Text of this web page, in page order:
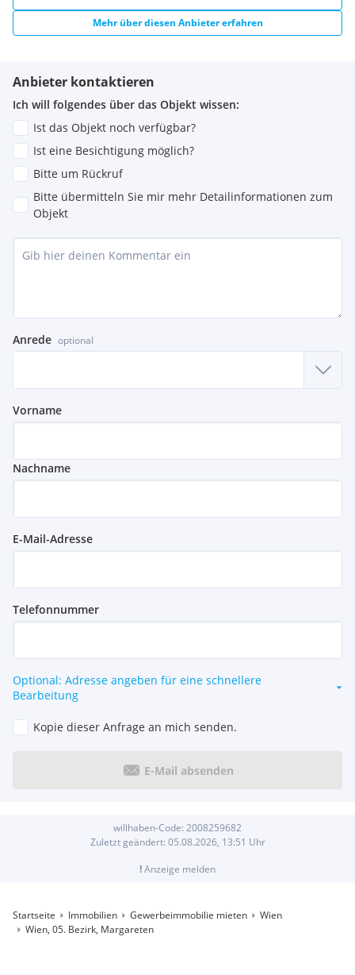
Mehr über diesen Anbieter erfahren
Anbieter kontaktieren
Ich will folgendes über das Objekt wissen:
Ist das Objekt noch verfügbar?
Ist eine Besichtigung möglich?
Bitte um Rückruf
Bitte übermitteln Sie mir mehr Detailinformationen zum
Objekt
Anrede optional
Vorname
Nachname
E-Mail-Adresse
Telefonnummer
Optional: Adresse angeben für eine schnellere
Bearbeitung
Kopie dieser Anfrage an mich senden.
E-Mail absenden
willhaben-Code: 2008259682
Zuletzt geändert: 05.08.2026, 13:51 Uhr
!Anzeige melden
Startseite Immobilien Gewerbeimmobilie mieten
Wien
Wien, 05. Bezirk, Margareten